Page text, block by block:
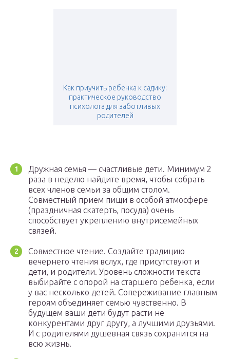
Как приучить ребенка к садику:
практическое руководство
психолога для заботливых
родителей
Дружная семья — счастливые дети. Минимум 2
раза в неделю найдите время, чтобы собрать
всех членов семьи за общим столом.
Совместный прием пищи в особой атмосфере
(праздничная скатерть, посуда) очень
способствует укреплению внутрисемейных
связей.
Совместное чтение. Создайте традицию
вечернего чтения вслух, где присутствуют и
дети, и родители. Уровень сложности текста
выбирайте с опорой на старшего ребенка, если
у вас несколько детей. Сопереживание главным
героям объединяет семью чувственно. В
будущем ваши дети будут расти не
конкурентами друг другу, а лучшими друзьями.
И с родителями душевная связь сохранится на
всю жизнь.